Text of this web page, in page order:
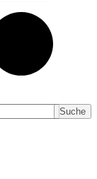
Suche